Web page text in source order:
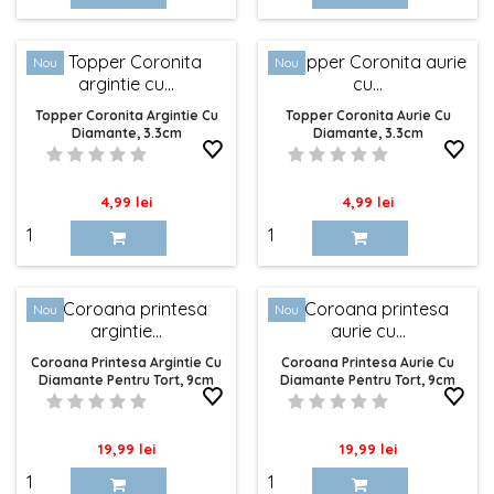
fiecare petrecere. Indiferent dacă organizați o nuntă
de vis, o aniversare specială sau doar o cină cu
prietenii, suntem aici pentru a vă ajuta să faceți
fiecare bucățică de tort și fiecare pahar de
șampanie memorabil.
Nu uitați că detaliile contează, iar Elefun Store este
partenerul dvs. de încredere pentru a aduce acele
acum colecția noastră impresionantă de Articole de
Masă Festivă și pregătiți-vă pentru a surprinde și
încânta la următorul eveniment!
Nou
Topper Coronita Argintie Cu
Diamante, 3.3cm
Pret
4,99 lei
Nou
Topper Coronita Aurie Cu
Diamante, 3.3cm
Pret
4,99 lei
Nou
Coroana Printesa Argintie Cu
Diamante Pentru Tort, 9cm
Pret
19,99 lei
Nou
Coroana Printesa Aurie Cu
Diamante Pentru Tort, 9cm
Pret
19,99 lei